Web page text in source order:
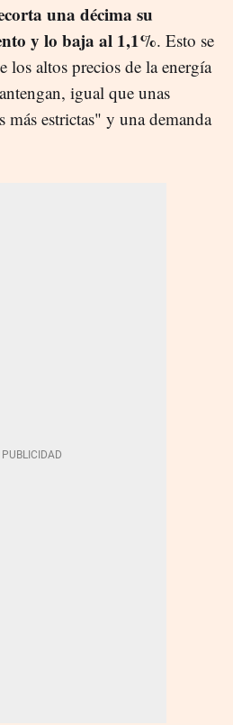
una décima su
y lo baja al 1,1%. Esto se
los altos precios de la energía
igual que unas
estrictas" y una demanda